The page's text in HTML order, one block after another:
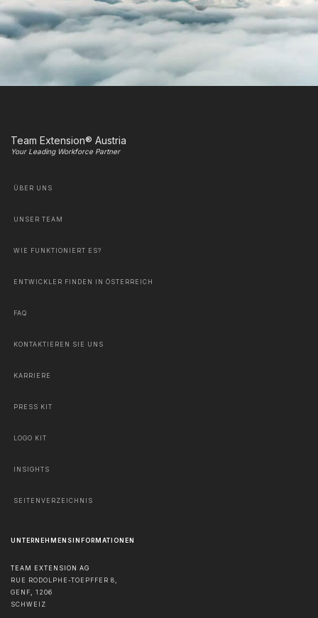
Team Extension® Austria
Your Leading Workforce Partner
ÜBER UNS
UNSER TEAM
WIE FUNKTIONIERT ES?
ENTWICKLER FINDEN IN ÖSTERREICH
FAQ
KONTAKTIEREN SIE UNS
KARRIERE
PRESS KIT
LOGO KIT
INSIGHTS
SEITENVERZEICHNIS
UNTERNEHMENSINFORMATIONEN
TEAM EXTENSION AG
RUE RODOLPHE-TOEPFFER 8,
GENF, 1206
SCHWEIZ